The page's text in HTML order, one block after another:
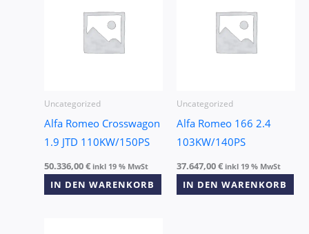
Uncategorized
Alfa Romeo Crosswagon
1.9 JTD 110KW/150PS
50.336,00€ inkl 19 % MwSt
IN DEN WARENKORB
Uncategorized
Alfa Romeo 166 2.4
103KW/140PS
37.647,00€ inkl 19 % MwSt
IN DEN WARENKORB